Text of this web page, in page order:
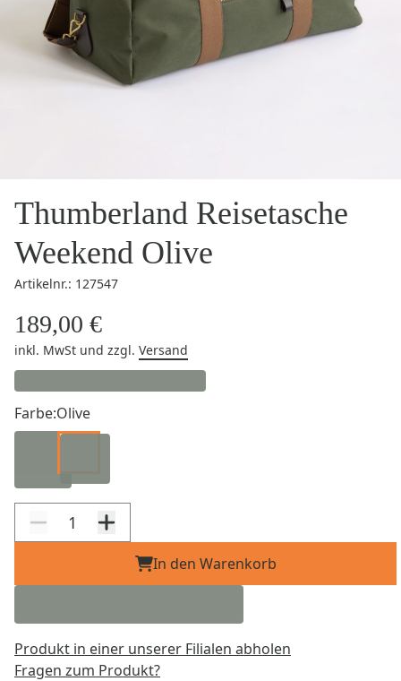
Thumberland Reisetasche
Weekend Olive
Artikelnr.: 127547
189,00 €
inkl. MwSt und zzgl. Versand
Farbe:Olive
In den Warenkorb
Produkt in einer unserer Filialen abholen
Fragen zum Produkt?